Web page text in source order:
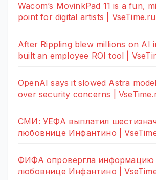
Wacom’s MovinkPad 11 is a fun,
point for digital artists | VseTime.ru
After Rippling blew millions on AI
built an employee ROI tool |
OpenAI says it slowed Astra
over security concerns |
СМИ: УЕФА выплатил
любовнице Инфантино |
ФИФА опровергла информацию
любовнице Инфантино |